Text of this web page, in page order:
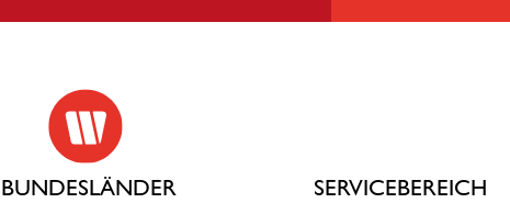
BUNDESLÄNDER SERVICEBEREICH